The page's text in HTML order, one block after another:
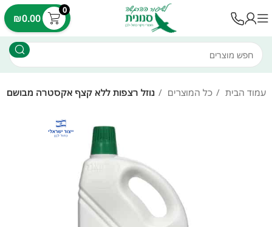
₪0.00
0
עמוד הבית כל המוצרים נוזל רצפות ללא קצף אקסטרה מבושם
עלות משלוח 35 ש"ח - עד 7 ימי עסקים